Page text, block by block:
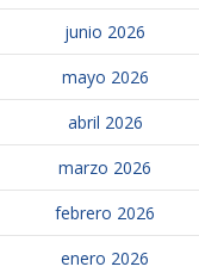
junio 2026
mayo 2026
abril 2026
marzo 2026
febrero 2026
enero 2026